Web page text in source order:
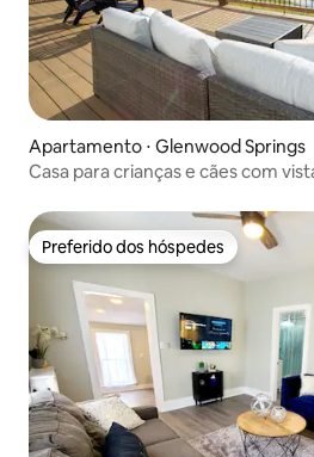
Apartamento ⋅ Glenwood Springs
Casa para crianças e cães com
Preferido dos hóspedes
Preferido dos hóspedes